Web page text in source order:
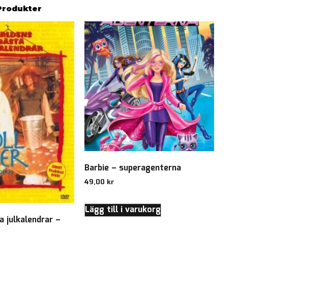
julkalendrar –
Barbie – superagenterna
49,00 kr
Lägg till i varukorg